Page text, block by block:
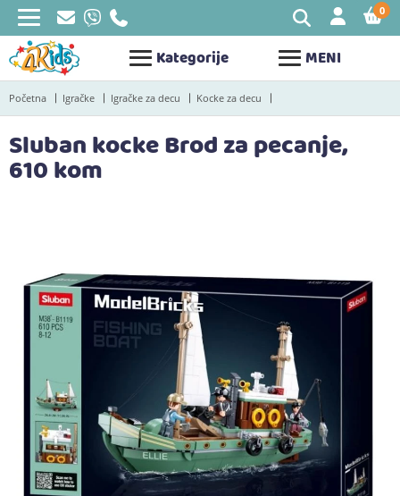
Kategorije MENI
0
Početna Igračke Igračke za decu Kocke za decu
Sluban kocke Brod za pecanje,
610 kom